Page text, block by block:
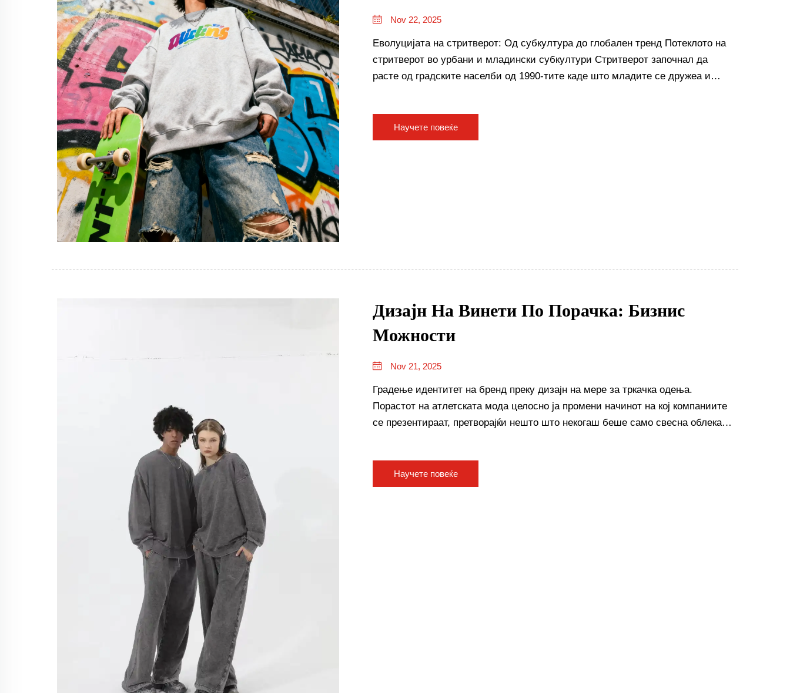
Nov 22, 2025
Еволуцијата на стритверот: Од субкултура до глобален тренд Потеклото на
стритверот во урбани и младински субкултури Стритверот започнал да
расте од градските населби од 1990-тите каде што младите се дружеа и
Научете повеќе
Дизајн На Винети По Порачка: Бизнис
Можности
Nov 21, 2025
Градење идентитет на бренд преку дизајн на мере за тркачка одења.
Порастот на атлетската мода целосно ја промени начинот на кој компаниите
се презентираат, претворајќи нешто што некогаш беше само свесна облека
Научете повеќе